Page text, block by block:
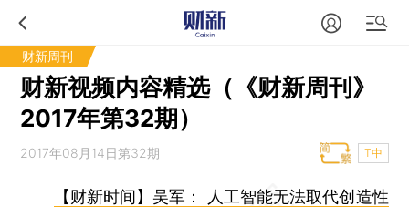
财新周刊
财新视频内容精选（《财新周刊》
2017年第32期）
2017年08月14日第32期 T中
【财新时间】 吴军： 人工智能无法取代创造性